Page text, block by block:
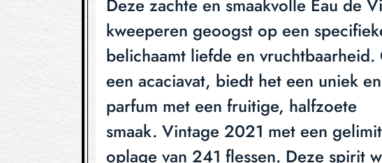
Deze zachte en smaakvolle Eau de
kweeperen geoogst op een
belichaamt liefde en
een acaciavat, biedt het een uniek
parfum met een fruitige, halfzoete
smaak. Vintage 2021 met een
oplage van 241 flessen. Deze spirit